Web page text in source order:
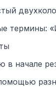
термины:
в начале